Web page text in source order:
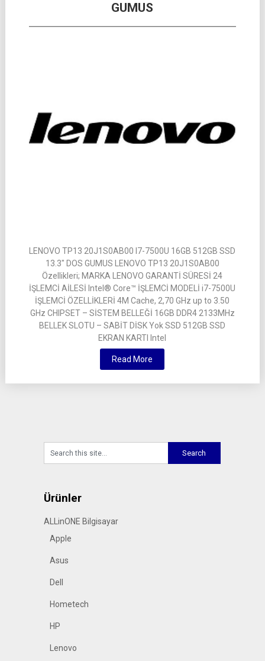
GUMUS
LENOVO TP13 20J1S0AB00 I7-7500U 16GB 512GB SSD
13.3″ DOS GUMUS LENOVO TP13 20J1S0AB00
Özellikleri; MARKA LENOVO GARANTİ SÜRESİ 24
İŞLEMCİ AİLESİ Intel® Core™ İŞLEMCİ MODELİ i7-7500U
İŞLEMCİ ÖZELLİKLERİ 4M Cache, 2,70 GHz up to 3.50
GHz CHIPSET – SİSTEM BELLEĞİ 16GB DDR4 2133MHz
BELLEK SLOTU – SABİT DİSK Yok SSD 512GB SSD
EKRAN KARTI Intel
Read More
Ürünler
ALLinONE Bilgisayar
Apple
Asus
Dell
Hometech
HP
Lenovo